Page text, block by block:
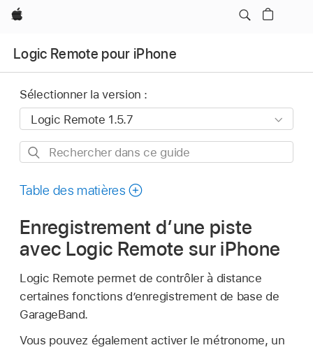
Apple
Logic Remote pour iPhone
Sélectionner la version :
Rechercher
ce
Table des matières
Enregistrement d’une piste
avec Logic Remote sur iPhone
Logic Remote permet de contrôler à distance
certaines fonctions d’enregistrement de base de
GarageBand.
Vous pouvez également activer le métronome, un